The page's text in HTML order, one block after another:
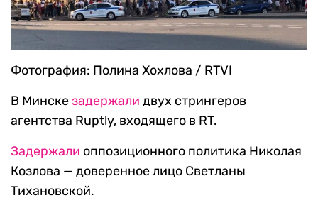
Фотография: Полина Хохлова / RTVI
В Минскезадержали двух стрингеров
агентства Ruptly, входящего в RT.
Задержали оппозиционного политика Николая
Козлова — доверенное лицо Светланы
Тихановской.